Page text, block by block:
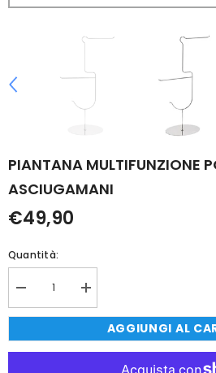
PIANTANA MULTIFUNZIONE
ASCIUGAMANI
€49,90
Quantità:
Diminuisci
quantità
per
MULTIFUNZIONE
PORTA
Aumenta
quantità
per
PIANTANA
MULTIFUNZIONE
PORTA
ASCIUGAMANI
AGGIUNGI AL